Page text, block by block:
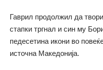
Гаврил продолжил да
стапки тргнал и син му
педесетина икони во
источна Македонија.